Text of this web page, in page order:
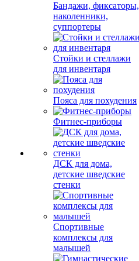
Бандажи, фиксаторы,
наколенники,
суппортеры
Стойки и стеллажи
для инвентаря
Пояса для похудения
Фитнес-приборы
ДСК для дома,
детские шведские
стенки
Спортивные
комплексы для
малышей